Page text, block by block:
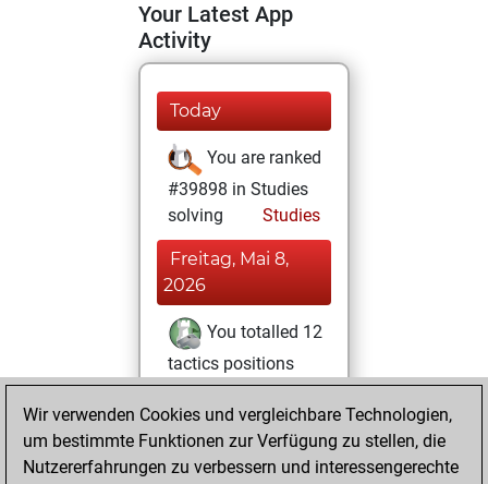
Your Latest App
Activity
Today
You are ranked
#39898 in Studies
solving
Studies
Freitag, Mai 8,
2026
You totalled 12
tactics positions
Tactics
solved 10 tactics
positions
Wir verwenden Cookies und vergleichbare Technologien,
um bestimmte Funktionen zur Verfügung zu stellen, die
Nutzererfahrungen zu verbessern und interessengerechte